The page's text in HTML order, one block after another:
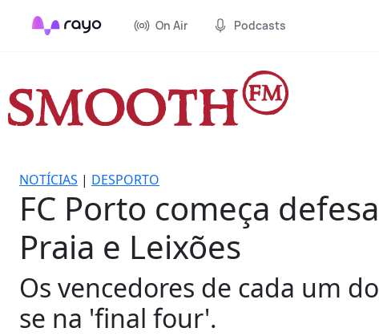
On Air Podcasts
NOTÍCIAS | DESPORTO
FC Porto começa
Praia e Leixões
Os vencedores de cada um
se na 'final four'.